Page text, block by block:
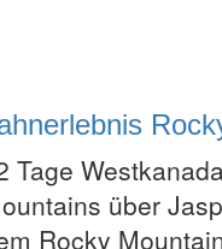
Tage
über
Rocky